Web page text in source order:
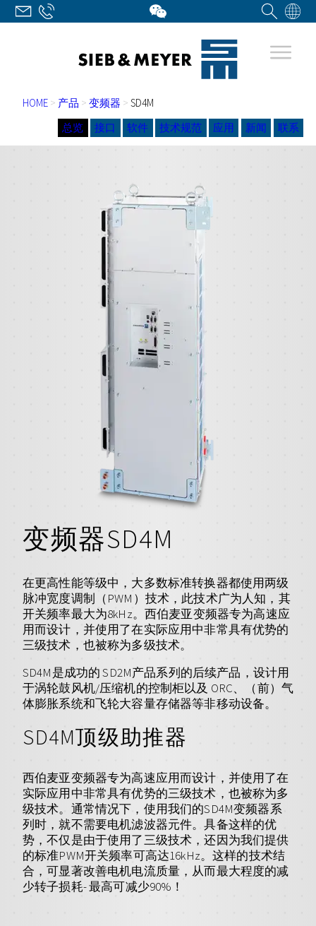
HOME > 产品 > 变频器 > SD4M
总览
接口 软件 技术规范 应用 新闻 联系
变频器SD4M
在更高性能等级中，大多数标准转换器都使用两级
脉冲宽度调制（PWM）技术，此技术广为人知，其
开关频率最大为8kHz。西伯麦亚变频器专为高速应
用而设计，并使用了在实际应用中非常具有优势的
三级技术，也被称为多级技术。
SD4M是成功的 SD2M产品系列的后续产品，设计用
于涡轮鼓风机/压缩机的控制柜以及 ORC、（前）气
体膨胀系统和飞轮大容量存储器等非移动设备。
SD4M顶级助推器
西伯麦亚变频器专为高速应用而设计，并使用了在
实际应用中非常具有优势的三级技术，也被称为多
级技术。通常情况下，使用我们的SD4M变频器系
列时，就不需要电机滤波器元件。具备这样的优
势，不仅是由于使用了三级技术，还因为我们提供
的标准PWM开关频率可高达16kHz。这样的技术结
合，可显著改善电机电流质量，从而最大程度的减
少转子损耗- 最高可减少90%！